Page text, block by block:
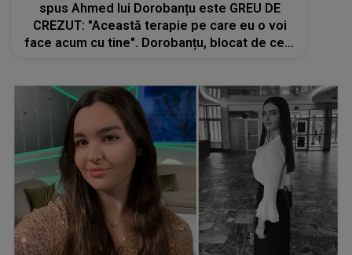
spus Ahmed lui Dorobanțu este GREU DE
CREZUT: "Această terapie pe care eu o voi
face acum cu tine". Dorobanțu, blocat de ce a